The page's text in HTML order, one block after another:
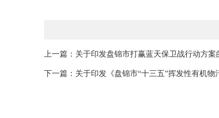
上一篇：关于印发盘锦市打赢蓝天保卫战行动方案
下一篇：关于印发《盘锦市“十三五”挥发性有机